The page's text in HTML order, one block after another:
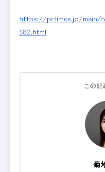
https://prtimes.jp/main/
582.html
この記
菊